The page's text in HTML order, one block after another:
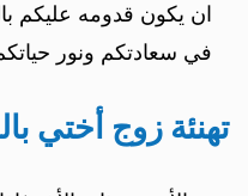
ان يكون قدومه عليكم
في سعادتكم ونور
تهنئة زوج أختي